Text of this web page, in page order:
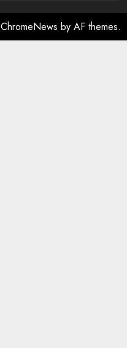
ChromeNews by AF themes.